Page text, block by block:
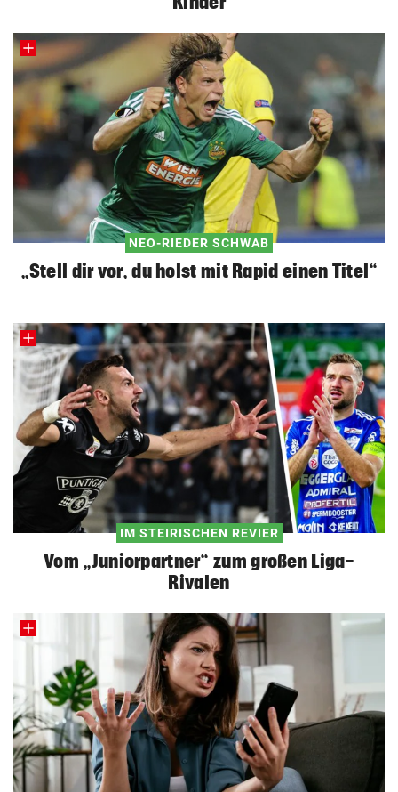
NEO-RIEDER SCHWAB
„Stell dir vor, du holst mit Rapid einen Titel“
IM STEIRISCHEN REVIER
Vom „Juniorpartner“ zum großen Liga-
Rivalen